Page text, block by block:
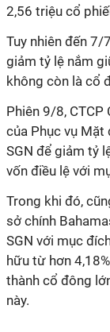
2,56 triệu cổ
Tuy nhiên đến 7/
giảm tỷ lệ nắm
không còn là cổ
Phiên 9/8, CTCP
của Phục vụ Mặt
SGN để giảm tỷ
vốn điều lệ với
Trong khi đó,
sở chính
SGN với mục
hữu từ hơn
thành cổ đông
này.